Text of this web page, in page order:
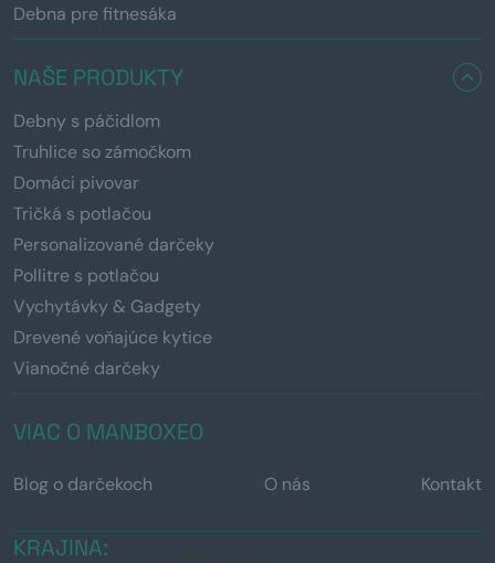
Debna pre fitnesáka
NAŠE PRODUKTY
Debny s páčidlom
Truhlice so zámočkom
Domáci pivovar
Tričká s potlačou
Personalizované darčeky
Pollitre s potlačou
Vychytávky & Gadgety
Drevené voňajúce kytice
Vianočné darčeky
VIAC O MANBOXEO
Blog o darčekoch O nás Kontakt
KRAJINA: